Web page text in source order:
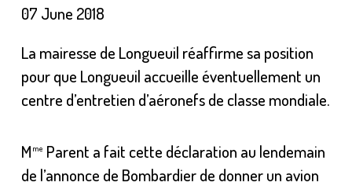
07 June 2018
La mairesse de Longueuil réaffirme sa position
pour que Longueuil accueille éventuellement un
centre d’entretien d’aéronefs de classe mondiale.
M me Parent a fait cette déclaration au lendemain
de l’annonce de Bombardier de donner un avion